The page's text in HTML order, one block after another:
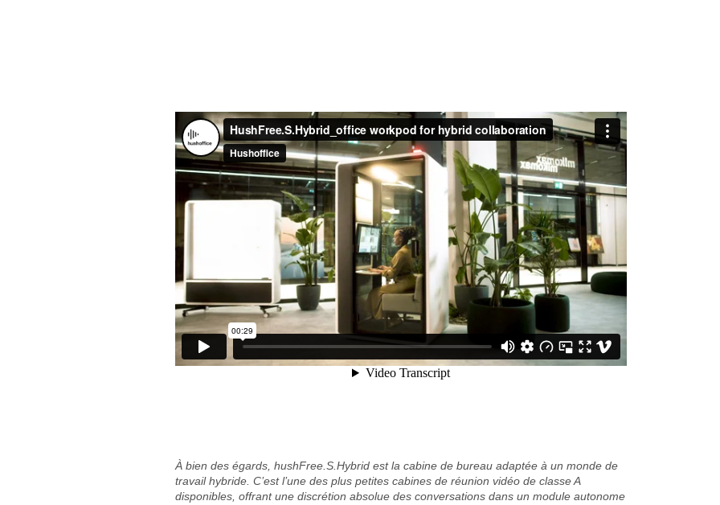
À bien des égards, hushFree.S.Hybrid est la cabine de bureau adaptée à un monde de
travail hybride. C’est l’une des plus petites cabines de réunion vidéo de classe A
disponibles, offrant une discrétion absolue des conversations dans un module autonome